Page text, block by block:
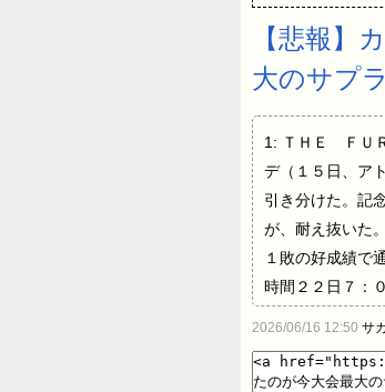
【悲報】
大のサプ
1: ＴＨＥ ＦＵ
デ（１５日、ア
引き分けた。記
が、耐え抜いた
１敗の好成績で
時間２２日７：
ランク６７位。
は約４千平方
2026/06/16 12:50 サ